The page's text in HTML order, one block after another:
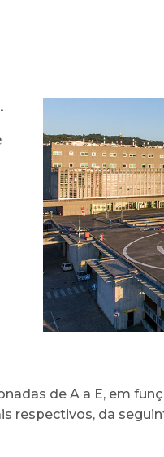
de A a E, em
respectivos, da